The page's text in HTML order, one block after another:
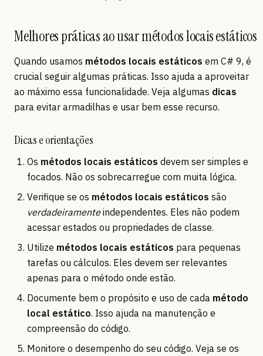
Melhores práticas ao usar métodos locais estáticos
Quando usamos métodos locais estáticos em C# 9, é
crucial seguir algumas práticas. Isso ajuda a aproveitar
ao máximo essa funcionalidade. Veja algumas dicas
para evitar armadilhas e usar bem esse recurso.
Dicas e orientações
Os métodos locais estáticos devem ser simples e
focados. Não os sobrecarregue com muita lógica.
Verifique se os métodos locais estáticos são
verdadeiramenteindependentes. Eles não podem
acessar estados ou propriedades de classe.
Utilize métodos locais estáticos para pequenas
tarefas ou cálculos. Eles devem ser relevantes
apenas para o método onde estão.
Documente bem o propósito e uso de cada método
local estático. Isso ajuda na manutenção e
compreensão do código.
Monitore o desempenho do seu código. Veja se os